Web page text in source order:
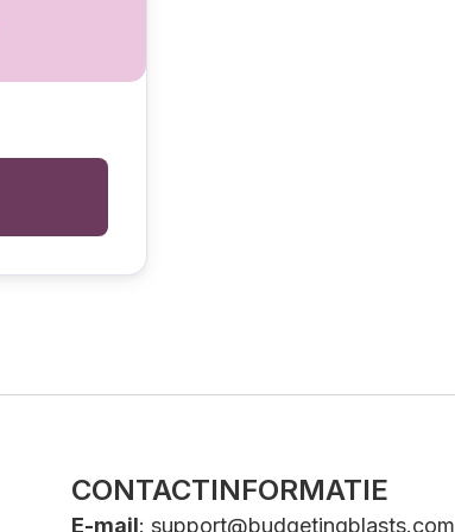
CONTACTINFORMATIE
E-mail: support@budgetingblasts.com